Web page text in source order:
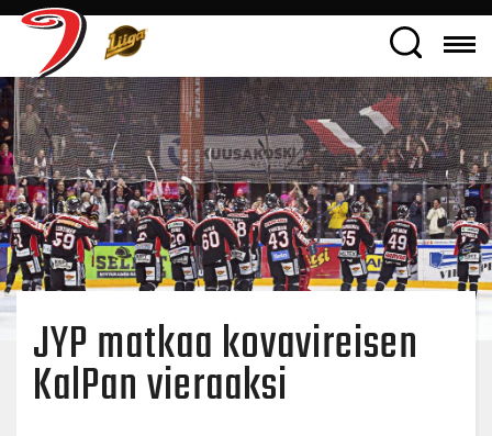
JYP matkaa kovavireisen
KalPan vieraaksi